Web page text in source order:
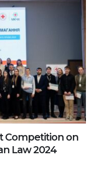
Competition on
Law 2024